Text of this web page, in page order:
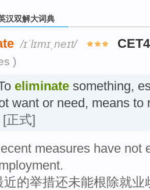
汉双解大词典
/ɪˈlɪmɪˌneɪt/
)
eliminate something,
want or need, means to
[正式]
measures have not
近的举措还未能根除就业